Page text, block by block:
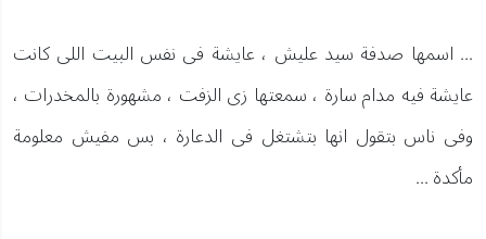
... اسمها صدفة سيد عليش ، عايشة فى نفس البيت اللى كانت
عايشة فيه مدام سارة ، سمعتها زى الزفت ، مشهورة بالمخدرات ،
وفى ناس بتقول انها بتشتغل فى الدعارة ، بس مفيش معلومة
مأكدة ...